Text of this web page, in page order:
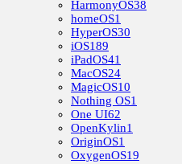
HarmonyOS38
homeOS1
HyperOS30
iOS189
iPadOS41
MacOS24
MagicOS10
Nothing OS1
One UI62
OpenKylin1
OriginOS1
OxygenOS19